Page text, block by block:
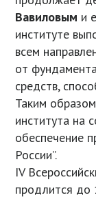
Вавиловым и
институте
всем
от
средств,
Таким
института на
обеспечение
России”.
IV
продлится до